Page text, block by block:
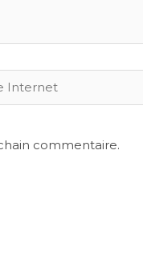
commentaire.